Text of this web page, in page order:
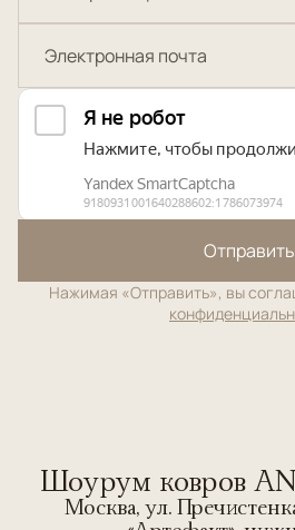
Отправить
Нажимая «Отправить», вы
Шоурум ковров
Москва, ул.